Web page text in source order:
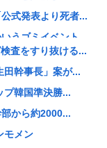
式発表より死者...
うゴミイベント...
られ放課後も夜...
その内容が...
さん...
（※画像...
査をすり抜ける...
田幹事長」案が...
プ韓国準決勝...
から約2000...
モメン